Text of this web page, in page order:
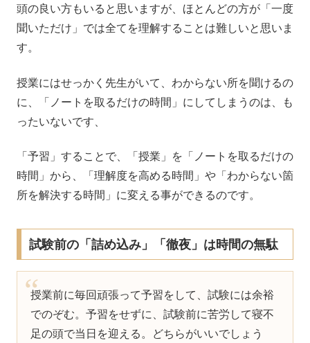
頭の良い方もいると思いますが、ほとんどの方が「一度
聞いただけ」では全てを理解することは難しいと思いま
す。
授業にはせっかく先生がいて、わからない所を聞けるの
に、「ノートを取るだけの時間」にしてしまうのは、も
ったいないです、
「予習」することで、「授業」を「ノートを取るだけの
時間」から、「理解度を高める時間」や「わからない箇
所を解決する時間」に変える事ができるのです。
試験前の「詰め込み」「徹夜」は時間の無駄
授業前に毎回頑張って予習をして、試験には余裕
でのぞむ。予習をせずに、試験前に苦労して寝不
足の頭で当日を迎える。どちらがいいでしょう